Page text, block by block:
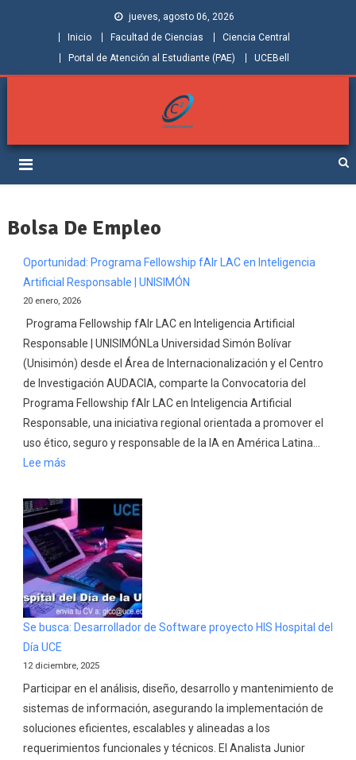
jueves, agosto 06, 2026
Inicio
Facultad de Ciencias
Ciencia Central
Portal de Atención al Estudiante (PAE)
UCEBell
Facultad de Ciencias |
Ciencia Central
Bolsa De Empleo
Oportunidad: Programa Fellowship fAIr LAC en Inteligencia
Artificial Responsable | UNISIMÓN
20 enero, 2026
Programa Fellowship fAIr LAC en Inteligencia Artificial
Responsable | UNISIMÓN La Universidad Simón Bolívar
(Unisimón) desde el Área de Internacionalización y el Centro
de Investigación AUDACIA, comparte la Convocatoria del
Programa Fellowship fAIr LAC en Inteligencia Artificial
Responsable, una iniciativa regional orientada a promover el
uso ético, seguro y responsable de la IA en América Latina…
Lee más:
Programa
Fellowship
fAIr
LAC
en
Inteligencia
Artificial
|
Se busca: Desarrollador de Software proyecto HIS Hospital del
Día UCE
12 diciembre, 2025
Participar en el análisis, diseño, desarrollo y mantenimiento de
sistemas de información, asegurando la implementación de
soluciones eficientes, escalables y alineadas a los
requerimientos funcionales y técnicos. El Analista Junior